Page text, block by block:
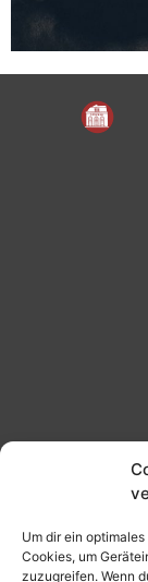
Um dir ein
Cookies, um
zuzugreifen. Wenn